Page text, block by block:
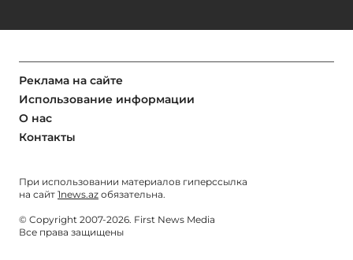
Реклама на сайте
Использование информации
О нас
Контакты
При использовании материалов гиперссылка
на сайт 1news.az обязательна.
© Copyright 2007-2026. First News Media
Все права защищены